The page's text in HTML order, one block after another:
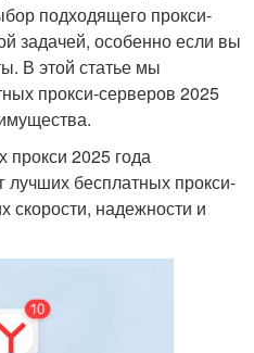
подходящего прокси-
задачей, особенно если вы
В этой статье мы
прокси-серверов 2025
прокси 2025 года
лучших бесплатных прокси-
скорости, надежности и